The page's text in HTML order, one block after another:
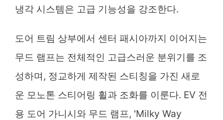
냉각 시스템은 고급 기능성을 강조한다.
도어 트림 상부에서 센터 패시아까지 이어지는
무드 램프는 전체적인 고급스러운 분위기를 조
성하며, 정교하게 제작된 스티칭을 가진 새로
운 모노톤 스티어링 휠과 조화를 이룬다. EV 전
용 도어 가니시와 무드 램프, 'Milky Way